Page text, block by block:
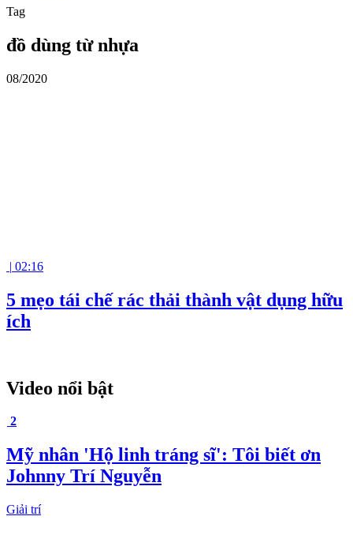
Tag
đồ dùng từ nhựa
08/2020
| 02:16
5 mẹo tái chế rác thải thành vật dụng hữu
ích
Video nổi bật
2
Mỹ nhân 'Hộ linh tráng sĩ': Tôi biết ơn
Johnny Trí Nguyễn
Giải trí